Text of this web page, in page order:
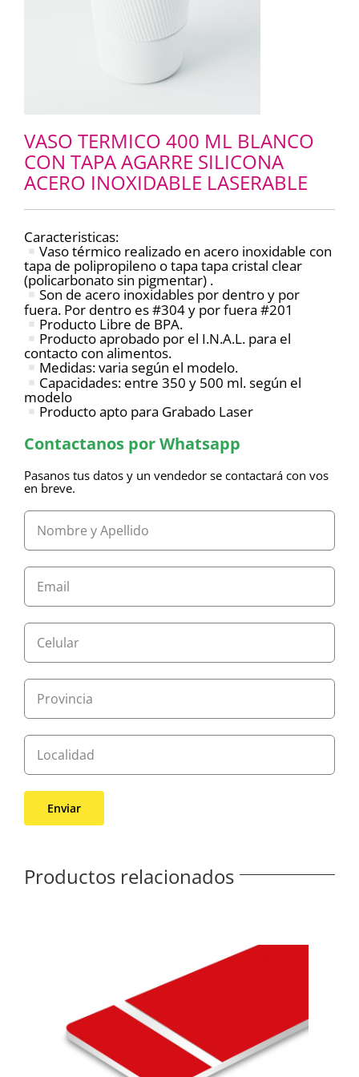
VASO TERMICO 400 ML BLANCO
CON TAPA AGARRE SILICONA
ACERO INOXIDABLE LASERABLE
Caracteristicas:
Vaso térmico realizado en acero inoxidable con
tapa de polipropileno o tapa tapa cristal clear
(policarbonato sin pigmentar) .
Son de acero inoxidables por dentro y por
fuera. Por dentro es #304 y por fuera #201
Producto Libre de BPA.
Producto aprobado por el I.N.A.L. para el
contacto con alimentos.
Medidas: varia según el modelo.
Capacidades: entre 350 y 500 ml. según el
modelo
Producto apto para Grabado Laser
Contactanos por Whatsapp
Pasanos tus datos y un vendedor se contactará con vos
en breve.
Productos relacionados